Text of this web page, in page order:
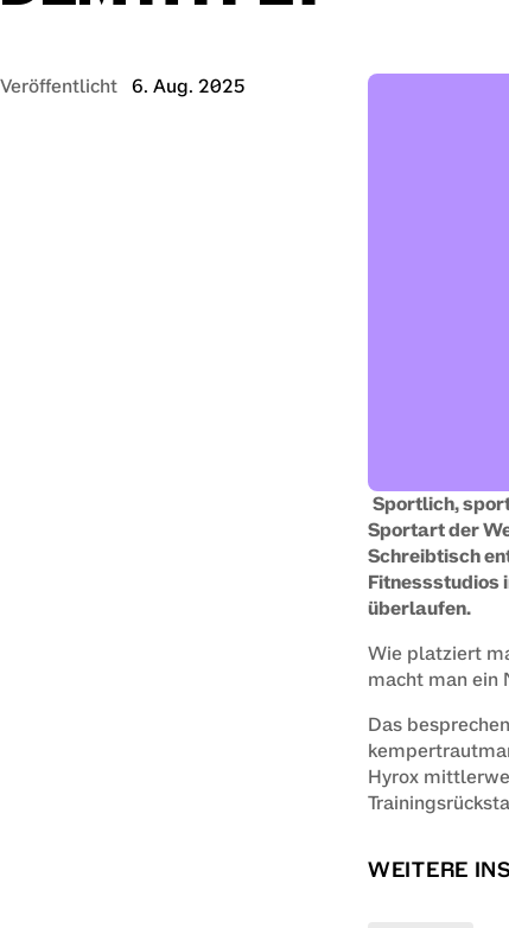
Veröffentlicht 6. Aug. 2025
Sportlich,
Sportart der
Schreibtisch
Fitnessstudios
überlaufen.
Wie platziert
macht man ein
Das
Hyrox
WEITERE